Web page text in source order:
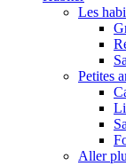
Les
Petites
Aller